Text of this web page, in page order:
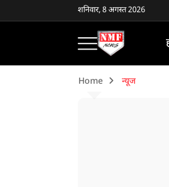
शनिवार, 8 अगस्त 2026
Home न्यूज